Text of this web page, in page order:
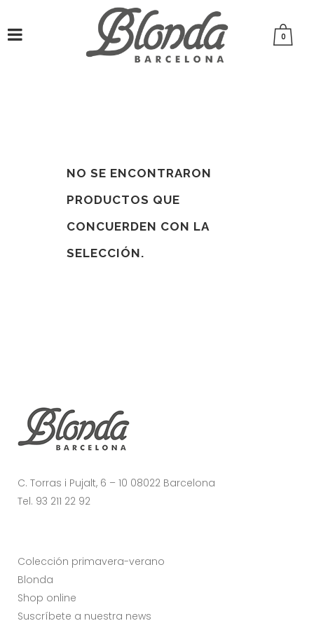
0
NO SE ENCONTRARON
PRODUCTOS QUE
CONCUERDEN CON LA
SELECCIÓN.
C. Torras i Pujalt, 6 – 10 08022 Barcelona
Tel. 93 211 22 92
Colección primavera-verano
Blonda
Shop online
Suscríbete a nuestra news